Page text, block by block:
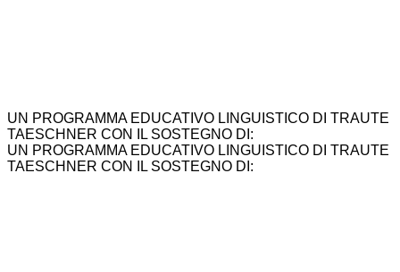
UN PROGRAMMA EDUCATIVO LINGUISTICO DI TRAUTE
TAESCHNER CON IL SOSTEGNO DI:
UN PROGRAMMA EDUCATIVO LINGUISTICO DI TRAUTE
TAESCHNER CON IL SOSTEGNO DI: